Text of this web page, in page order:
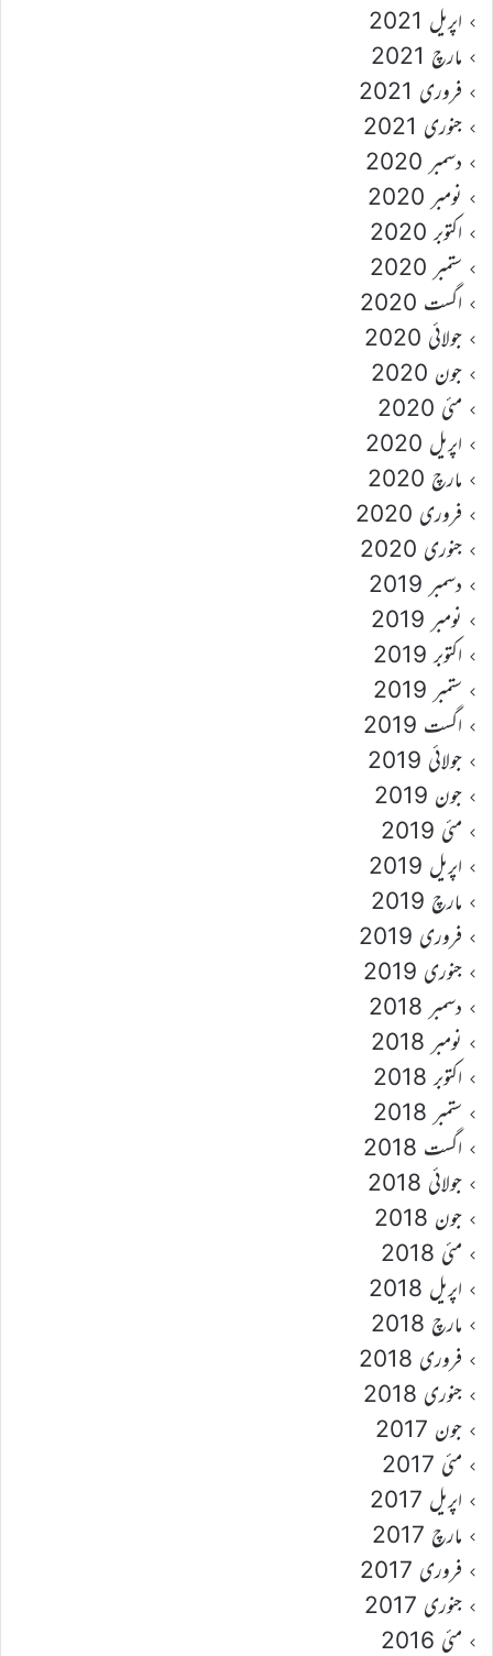
اپریل 2021
مارچ 2021
فروری 2021
جنوری 2021
دسمبر 2020
نومبر 2020
اکتوبر 2020
ستمبر 2020
اگست 2020
جولائی 2020
جون 2020
مئی 2020
اپریل 2020
مارچ 2020
فروری 2020
جنوری 2020
دسمبر 2019
نومبر 2019
اکتوبر 2019
ستمبر 2019
اگست 2019
جولائی 2019
جون 2019
مئی 2019
اپریل 2019
مارچ 2019
فروری 2019
جنوری 2019
دسمبر 2018
نومبر 2018
اکتوبر 2018
ستمبر 2018
اگست 2018
جولائی 2018
جون 2018
مئی 2018
اپریل 2018
مارچ 2018
فروری 2018
جنوری 2018
جون 2017
مئی 2017
اپریل 2017
مارچ 2017
فروری 2017
جنوری 2017
مئی 2016